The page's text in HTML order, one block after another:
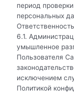
период
персональных
6.1.
умышленное
Пользователя
исключением
Политикой